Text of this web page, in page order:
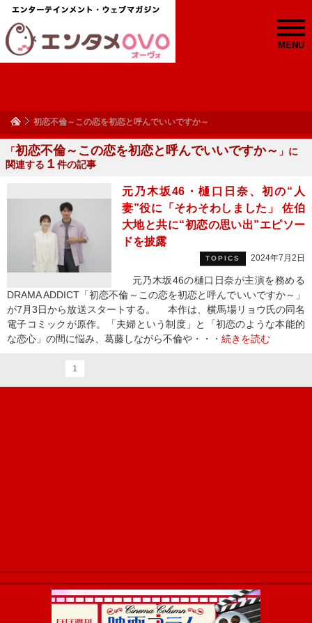
MENU
初恋不倫～この恋を初恋と呼んでいいですか～
「初恋不倫～この恋を初恋と呼んでいいですか～ 」に
関連する １ 件の記事
元乃木坂46・樋口日奈、初の“人
妻”役に「そわそわしました」 佐伯
大地と共に“初恋の思い出”エピソー
ドを披露
TOPICS 2024年7月2日
元乃木坂46の樋口日奈が主演を務める
DRAMA ADDICT「初恋不倫～この恋を初恋と呼んでいいですか～」
が7月3日から放送スタートする。 本作は、横馬場リョウ氏の同名
電子コミックが原作。「夫婦という制度」と「初恋のような本能的
な恋心」の間に悩み、葛藤しながら不倫や・・・ 続きを読む
1